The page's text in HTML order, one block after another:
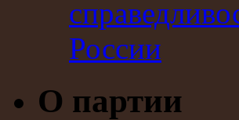
России
О партии